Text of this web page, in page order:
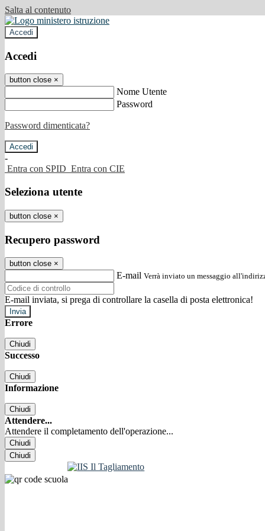
Salta al contenuto
Accedi
Accedi
button close ×
Nome Utente
Password
Password dimenticata?
-
Entra con SPID Entra con CIE
Seleziona utente
button close ×
Recupero password
button close ×
E-mail Verrà inviato un messaggio
E-mail inviata, si prega di controllare la casella di posta elettronica!
Errore
Chiudi
Successo
Chiudi
Informazione
Chiudi
Attendere...
Attendere il completamento dell'operazione...
Chiudi
Chiudi